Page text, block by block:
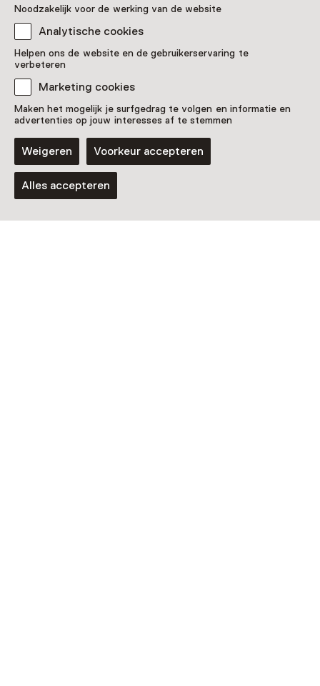
Noodzakelijk voor de werking van de website
Analytische cookies
Helpen ons de website en de gebruikerservaring te
verbeteren
Marketing cookies
Maken het mogelijk je surfgedrag te volgen en informatie en
advertenties op jouw interesses af te stemmen
Weigeren Voorkeur accepteren
Alles accepteren
Tentoonstelling
WILHELMUS – Valerius, Veere en
het Volkslied
T/m 31 december van 11:00 tot 17:00